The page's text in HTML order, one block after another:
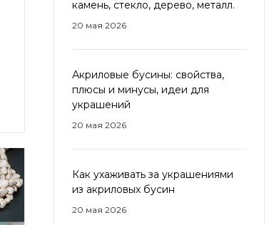
камень, стекло, дерево, металл.
20 мая 2026
Акриловые бусины: свойства,
плюсы и минусы, идеи для
украшений
20 мая 2026
Как ухаживать за украшениями
из акриловых бусин
20 мая 2026